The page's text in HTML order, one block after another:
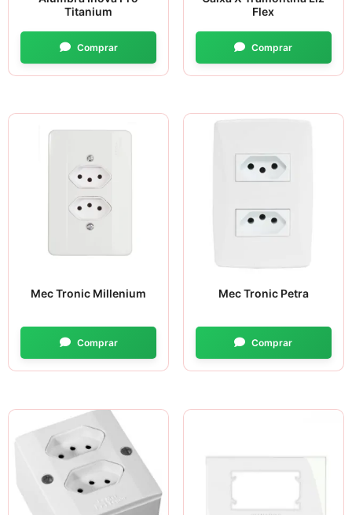
Titanium
Flex
Mec Tronic Millenium Mec Tronic Petra